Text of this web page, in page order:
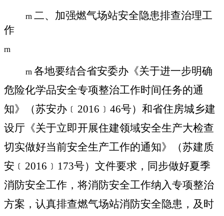
rn 二、加强燃气场站安全隐患排查治理工
作
rn
rn 各地要结合省安委办《关于进一步明确
危险化学品安全专项整治工作时间任务的通
知》（苏安办﹝ 2016 ﹞ 46号）和省住房城乡建
设厅《关于立即开展住建领域安全生产大检查
切实做好当前安全生产工作的通知》（苏建质
安﹝ 2016 ﹞ 173号）文件要求，同步做好夏季
消防安全工作，将消防安全工作纳入专项整治
方案，认真排查燃气场站消防安全隐患，及时